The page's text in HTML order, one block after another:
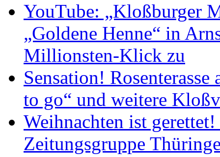
YouTube: „Kloßburger
„Goldene Henne“ in
Millionsten-Klick zu
Sensation!
to go“ und weitere
Weihnachten ist
Zeitungsgruppe